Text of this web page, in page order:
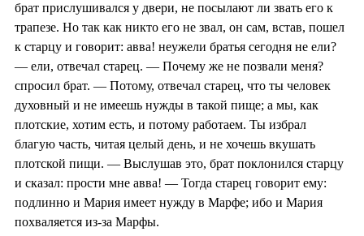
брат прислушивался у двери, не посылают ли звать его к
трапезе. Но так как никто его не звал, он сам, встав, пошел
к старцу и говорит: авва! неужели братья сегодня не ели?
— ели, отвечал старец. — Почему же не позвали меня?
спросил брат. — Потому, отвечал старец, что ты человек
духовный и не имеешь нужды в такой пище; а мы, как
плотские, хотим есть, и потому работаем. Ты избрал
благую часть, читая целый день, и не хочешь вкушать
плотской пищи. — Выслушав это, брат поклонился старцу
и сказал: прости мне авва! — Тогда старец говорит ему:
подлинно и Мария имеет нужду в Марфе; ибо и Мария
похваляется из-за Марфы.